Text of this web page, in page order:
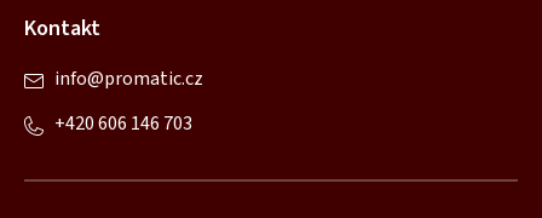
Kontakt
info@promatic.cz
+420 606 146 703